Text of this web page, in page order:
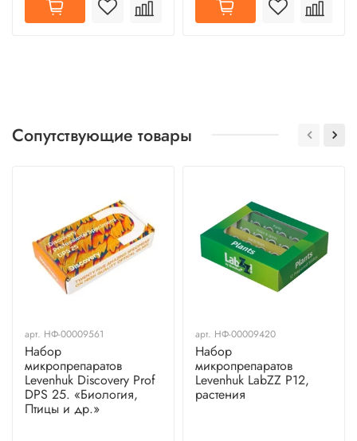
Сопутствующие товары
арт. НФ-00009561
Набор
микропрепаратов
Levenhuk Discovery Prof
DPS 25. «Биология,
Птицы и др.»
арт. НФ-00009420
Набор
микропрепаратов
Levenhuk LabZZ P12,
растения